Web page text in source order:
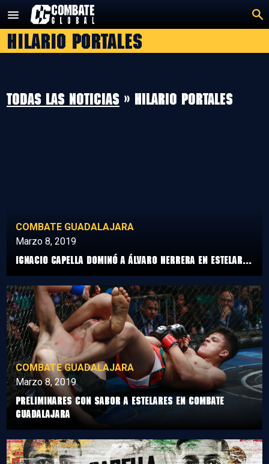
contenido
Hilario Portales
Todas las noticias » Hilario Portales
COMBATE GUADALAJARA
Marzo 8, 2019
Ignacio Capella dominó a Álvaro Herrera en estelar...
COMBATE GUADALAJARA
Marzo 8, 2019
Preliminares con sabor a Estelares en Combate
Guadalajara